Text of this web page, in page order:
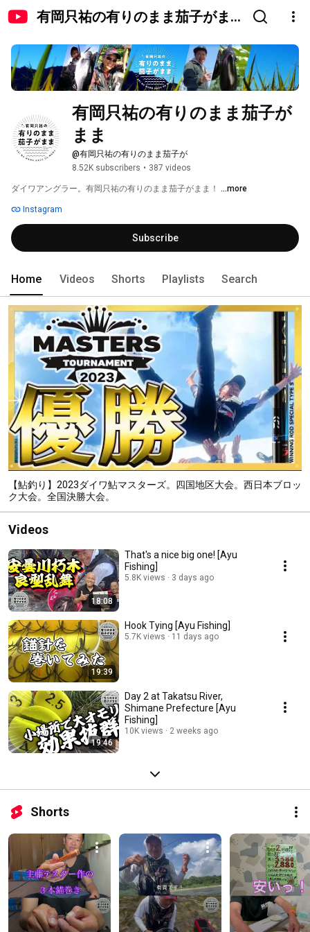
有岡只祐の有りのまま茄子がま
有岡只祐の有りのまま茄子が
まま
@有岡只祐の有りのまま茄子が
8.52K subscribers • 387 videos
ダイワアングラー。有岡只祐の有りのまま茄子がまま！ ...more
Instagram
Subscribe
Home Videos Shorts Playlists Search
【鮎釣り】2023ダイワ鮎マスターズ。四国地区大会。西日本ブロッ
ク大会。全国決勝大会。
Videos
18:08
That's a nice big one! [Ayu
Fishing]
5.8K views 3 days ago
19:39
Hook Tying [Ayu Fishing]
5.7K views 11 days ago
19:46
Day 2 at Takatsu River,
Shimane Prefecture [Ayu
Fishing]
10K views 2 weeks ago
Shorts